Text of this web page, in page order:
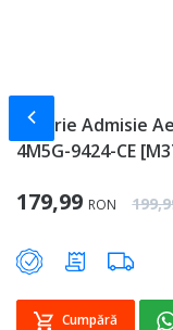
Galerie Admisie
4M5G-9424-CE
Special Price
179,99 RON
Cumpără
Slide-ul anterior